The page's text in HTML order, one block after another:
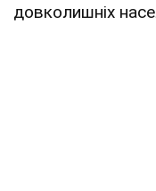
довколишніх